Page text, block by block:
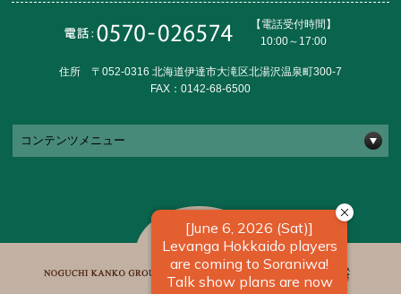
【電話受付時間】
10:00～17:00
住所 〒052-0316 北海道伊達市大滝区北湯沢温泉町300-7
FAX：0142-68-6500
コンテンツメニュー